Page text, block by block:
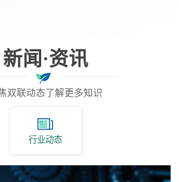
新闻·资讯
双联动态了解更多知识
行业动态